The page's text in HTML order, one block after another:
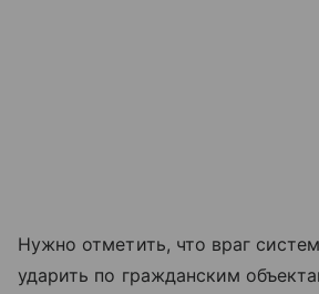
Нужно отметить, что враг
ударить по гражданским